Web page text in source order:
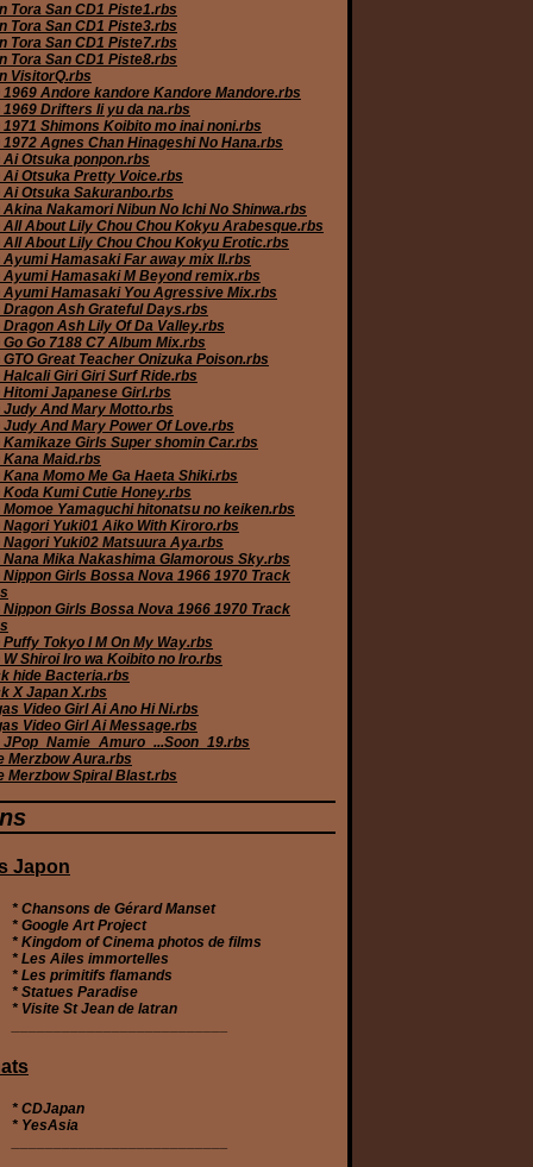
Tora San CD1 Piste1.rbs
Tora San CD1 Piste3.rbs
Tora San CD1 Piste7.rbs
Tora San CD1 Piste8.rbs
VisitorQ.rbs
1969 Andore kandore Kandore Mandore.rbs
1969 Drifters Ii yu da na.rbs
1971 Shimons Koibito mo inai noni.rbs
1972 Agnes Chan Hinageshi No Hana.rbs
Ai Otsuka ponpon.rbs
Ai Otsuka Pretty Voice.rbs
Ai Otsuka Sakuranbo.rbs
Akina Nakamori Nibun No Ichi No Shinwa.rbs
All About Lily Chou Chou Kokyu Arabesque.rbs
All About Lily Chou Chou Kokyu Erotic.rbs
Ayumi Hamasaki Far away mix II.rbs
Ayumi Hamasaki M Beyond remix.rbs
Ayumi Hamasaki You Agressive Mix.rbs
Dragon Ash Grateful Days.rbs
Dragon Ash Lily Of Da Valley.rbs
Go Go 7188 C7 Album Mix.rbs
GTO Great Teacher Onizuka Poison.rbs
Halcali Giri Giri Surf Ride.rbs
Hitomi Japanese Girl.rbs
Judy And Mary Motto.rbs
Judy And Mary Power Of Love.rbs
Kamikaze Girls Super shomin Car.rbs
Kana Maid.rbs
Kana Momo Me Ga Haeta Shiki.rbs
Koda Kumi Cutie Honey.rbs
Momoe Yamaguchi hitonatsu no keiken.rbs
Nagori Yuki01 Aiko With Kiroro.rbs
Nagori Yuki02 Matsuura Aya.rbs
Nana Mika Nakashima Glamorous Sky.rbs
Nippon Girls Bossa Nova 1966 1970 Track
Nippon Girls Bossa Nova 1966 1970 Track
Puffy Tokyo I M On My Way.rbs
W Shiroi Iro wa Koibito no Iro.rbs
hide Bacteria.rbs
X Japan X.rbs
Video Girl Ai Ano Hi Ni.rbs
Video Girl Ai Message.rbs
Merzbow Aura.rbs
Merzbow Spiral Blast.rbs
Japon
* Chansons de Gérard Manset
* Google Art Project
* Kingdom of Cinema photos de films
* Les Ailes immortelles
* Les primitifs flamands
* Statues Paradise
* Visite St Jean de latran
* CDJapan
* YesAsia